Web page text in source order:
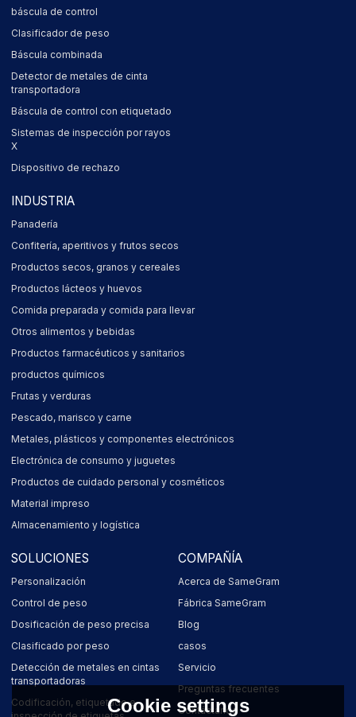
báscula de control
Clasificador de peso
Báscula combinada
Detector de metales de cinta
transportadora
Báscula de control con etiquetado
Sistemas de inspección por rayos
X
Dispositivo de rechazo
INDUSTRIA
Panadería
Confitería, aperitivos y frutos secos
Productos secos, granos y cereales
Productos lácteos y huevos
Comida preparada y comida para llevar
Otros alimentos y bebidas
Productos farmacéuticos y sanitarios
productos químicos
Frutas y verduras
Pescado, marisco y carne
Metales, plásticos y componentes electrónicos
Electrónica de consumo y juguetes
Productos de cuidado personal y cosméticos
Material impreso
Almacenamiento y logística
SOLUCIONES
Personalización
Control de peso
Dosificación de peso precisa
Clasificado por peso
Detección de metales en cintas
transportadoras
Codificación, etiquetado e
COMPAÑÍA
Acerca de SameGram
Fábrica SameGram
Blog
casos
Servicio
Preguntas frecuentes
Contáctanos
Cookie settings